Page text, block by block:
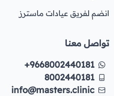
انضم لفريق عيادات ماسترز
تواصل معنا
+9668002440181
8002440181
info@masters.clinic